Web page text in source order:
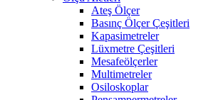
Ateş Ölçer
Basınç Ölçer Çeşitleri
Kapasimetreler
Lüxmetre Çeşitleri
Mesafeölçerler
Multimetreler
Osiloskoplar